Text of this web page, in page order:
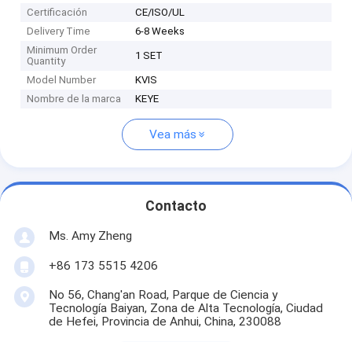
Certificación
CE/ISO/UL
Delivery Time
6-8 Weeks
Minimum Order
Quantity
1 SET
Model Number
KVIS
Nombre de la marca
KEYE
Vea más
Contacto
Ms. Amy Zheng
+86 173 5515 4206
No 56, Chang'an Road, Parque de Ciencia y
Tecnología Baiyan, Zona de Alta Tecnología, Ciudad
de Hefei, Provincia de Anhui, China, 230088